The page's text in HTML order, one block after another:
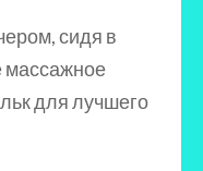
сидя в
массажное
для лучшего